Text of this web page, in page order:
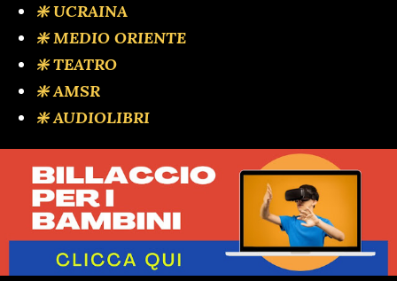
❇️ UCRAINA
❇️ MEDIO ORIENTE
❇️ TEATRO
❇️ AMSR
❇️ AUDIOLIBRI